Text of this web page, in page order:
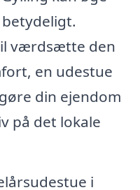
værdsætte den
en udestue
din ejendom
på det lokale
i